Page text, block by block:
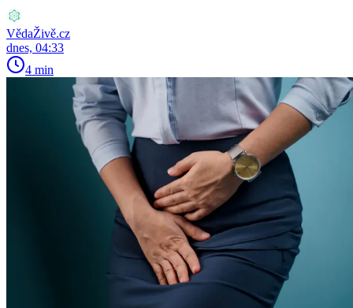
VědaŽivě.cz
dnes, 04:33
4 min